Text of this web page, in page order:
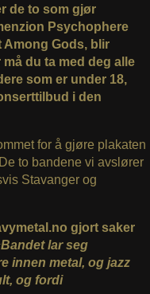
de to som gjør
Psychophere
Gods, blir
du ta med deg alle
som er under 18,
i den
for å gjøre plakaten
to bandene vi avslører
Stavanger og
gjort saker
lar seg
innen metal, og jazz
og fordi